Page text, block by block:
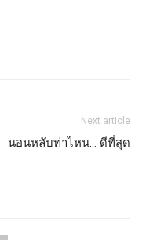
Next article
นอนหลับท่าไหน… ดีที่สุด